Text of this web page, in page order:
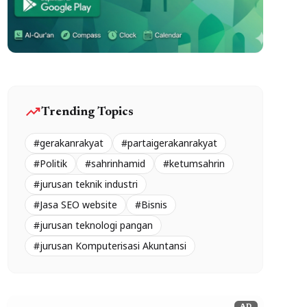
trending_upTrending Topics
#gerakanrakyat
#partaigerakanrakyat
#Politik
#sahrinhamid
#ketumsahrin
#jurusan teknik industri
#Jasa SEO website
#Bisnis
#jurusan teknologi pangan
#jurusan Komputerisasi Akuntansi